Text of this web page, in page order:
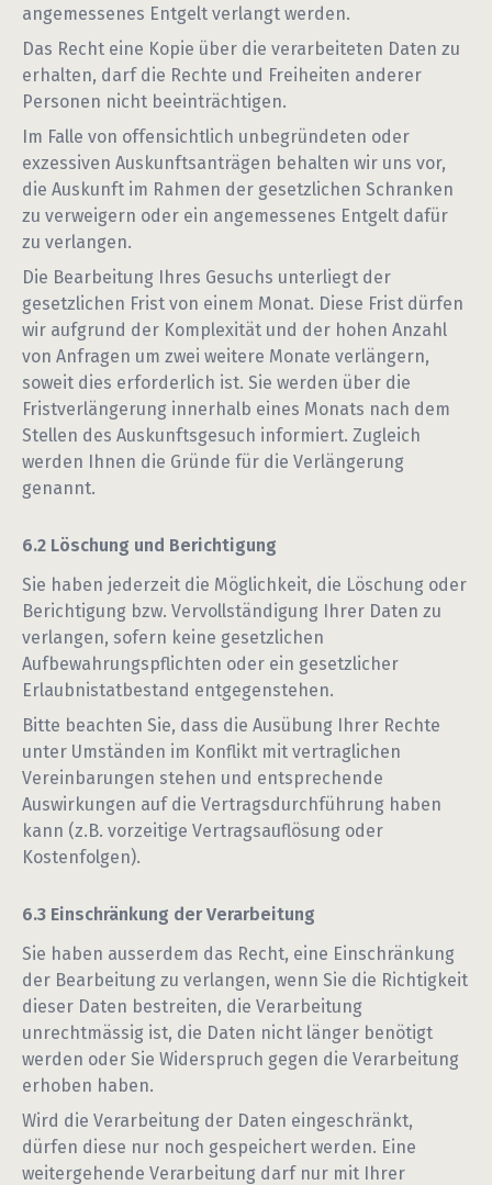
angemessenes Entgelt verlangt werden.
Das Recht eine Kopie über die verarbeiteten Daten zu
erhalten, darf die Rechte und Freiheiten anderer
Personen nicht beeinträchtigen.
Im Falle von offensichtlich unbegründeten oder
exzessiven Auskunftsanträgen behalten wir uns vor,
die Auskunft im Rahmen der gesetzlichen Schranken
zu verweigern oder ein angemessenes Entgelt dafür
zu verlangen.
Die Bearbeitung Ihres Gesuchs unterliegt der
gesetzlichen Frist von einem Monat. Diese Frist dürfen
wir aufgrund der Komplexität und der hohen Anzahl
von Anfragen um zwei weitere Monate verlängern,
soweit dies erforderlich ist. Sie werden über die
Fristverlängerung innerhalb eines Monats nach dem
Stellen des Auskunftsgesuch informiert. Zugleich
werden Ihnen die Gründe für die Verlängerung
genannt.
Löschung und Berichtigung
Sie haben jederzeit die Möglichkeit, die Löschung oder
Berichtigung bzw. Vervollständigung Ihrer Daten zu
verlangen, sofern keine gesetzlichen
Aufbewahrungspflichten oder ein gesetzlicher
Erlaubnistatbestand entgegenstehen.
Bitte beachten Sie, dass die Ausübung Ihrer Rechte
unter Umständen im Konflikt mit vertraglichen
Vereinbarungen stehen und entsprechende
Auswirkungen auf die Vertragsdurchführung haben
kann (z.B. vorzeitige Vertragsauflösung oder
Kostenfolgen).
Einschränkung der Verarbeitung
Sie haben ausserdem das Recht, eine Einschränkung
der Bearbeitung zu verlangen, wenn Sie die Richtigkeit
dieser Daten bestreiten, die Verarbeitung
unrechtmässig ist, die Daten nicht länger benötigt
werden oder Sie Widerspruch gegen die Verarbeitung
erhoben haben.
Wird die Verarbeitung der Daten eingeschränkt,
dürfen diese nur noch gespeichert werden. Eine
weitergehende Verarbeitung darf nur mit Ihrer